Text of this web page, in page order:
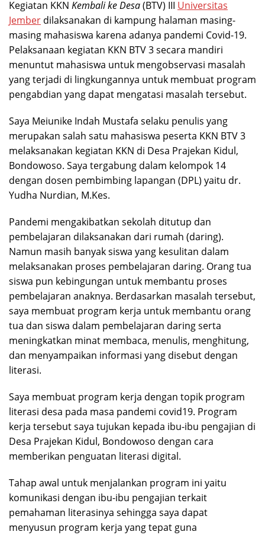
Kegiatan KKN Kembali ke Desa(BTV) III Universitas
Jember dilaksanakan di kampung halaman masing-
masing mahasiswa karena adanya pandemi Covid-19.
Pelaksanaan kegiatan KKN BTV 3 secara mandiri
menuntut mahasiswa untuk mengobservasi masalah
yang terjadi di lingkungannya untuk membuat program
pengabdian yang dapat mengatasi masalah tersebut.
Saya Meiunike Indah Mustafa selaku penulis yang
merupakan salah satu mahasiswa peserta KKN BTV 3
melaksanakan kegiatan KKN di Desa Prajekan Kidul,
Bondowoso. Saya tergabung dalam kelompok 14
dengan dosen pembimbing lapangan (DPL) yaitu dr.
Yudha Nurdian, M.Kes.
Pandemi mengakibatkan sekolah ditutup dan
pembelajaran dilaksanakan dari rumah (daring).
Namun masih banyak siswa yang kesulitan dalam
melaksanakan proses pembelajaran daring. Orang tua
siswa pun kebingungan untuk membantu proses
pembelajaran anaknya. Berdasarkan masalah tersebut,
saya membuat program kerja untuk membantu orang
tua dan siswa dalam pembelajaran daring serta
meningkatkan minat membaca, menulis, menghitung,
dan menyampaikan informasi yang disebut dengan
literasi.
Saya membuat program kerja dengan topik program
literasi desa pada masa pandemi covid19. Program
kerja tersebut saya tujukan kepada ibu-ibu pengajian di
Desa Prajekan Kidul, Bondowoso dengan cara
memberikan penguatan literasi digital.
Tahap awal untuk menjalankan program ini yaitu
komunikasi dengan ibu-ibu pengajian terkait
pemahaman literasinya sehingga saya dapat
menyusun program kerja yang tepat guna